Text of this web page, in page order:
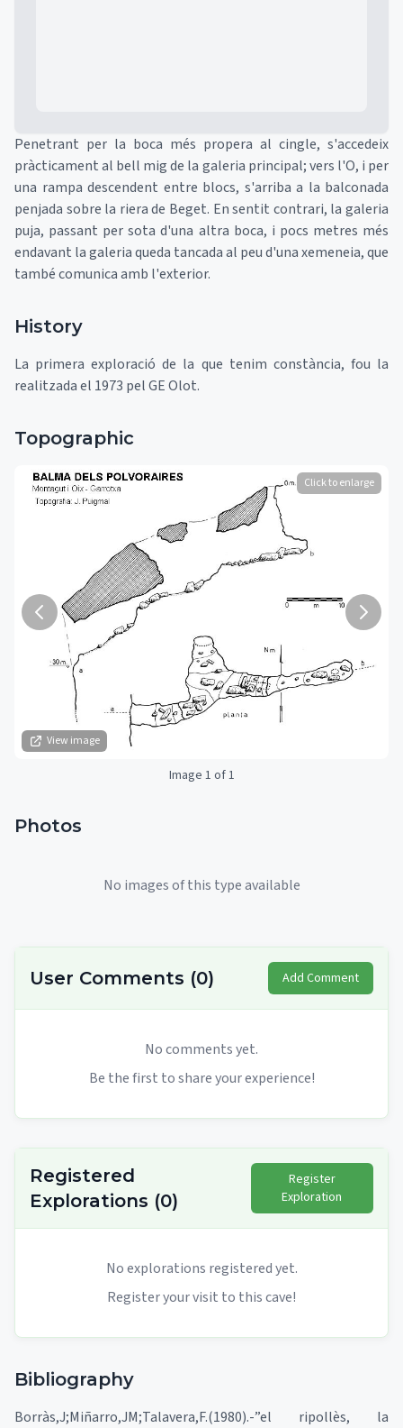
Penetrant per la boca més propera al cingle, s'accedeix
pràcticament al bell mig de la galeria principal; vers l'O, i per
una rampa descendent entre blocs, s'arriba a la balconada
penjada sobre la riera de Beget. En sentit contrari, la galeria
puja, passant per sota d'una altra boca, i pocs metres més
endavant la galeria queda tancada al peu d'una xemeneia, que
també comunica amb l'exterior.
History
La primera exploració de la que tenim constància, fou la
realitzada el 1973 pel GE Olot.
Topographic
View image
Click to enlarge
Image 1 of 1
Photos
No images of this type available
User Comments (0) Add Comment
No comments yet.
Be the first to share your experience!
Registered
Explorations (0)
Register
Exploration
No explorations registered yet.
Register your visit to this cave!
Bibliography
Borràs,J;Miñarro,JM;Talavera,F.(1980).-”el ripollès, la